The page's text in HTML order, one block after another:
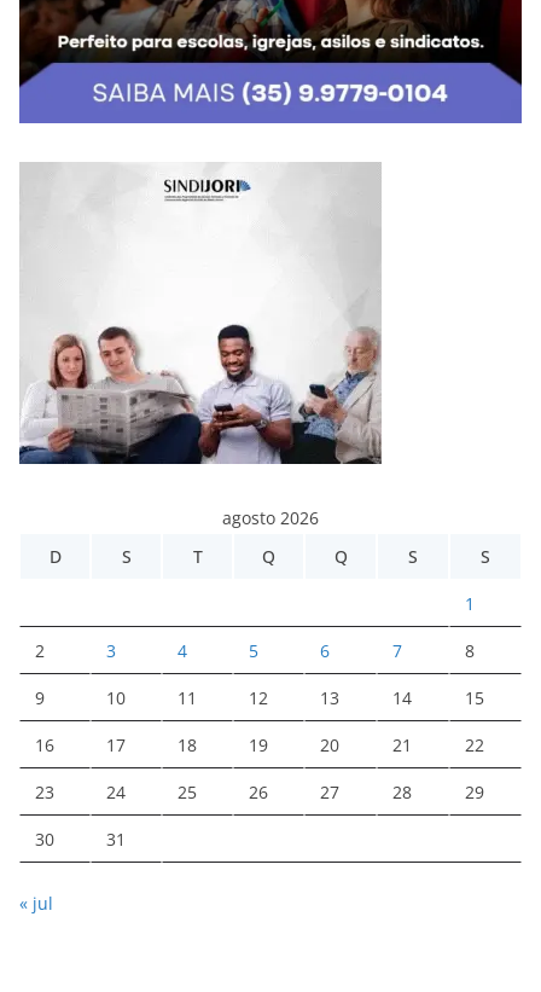
agosto 2026
D
S T Q Q S S
1
2 3 4 5 6 7 8
9 10 11 12 13 14 15
16 17 18 19 20 21 22
23 24 25 26 27 28 29
30 31
« jul